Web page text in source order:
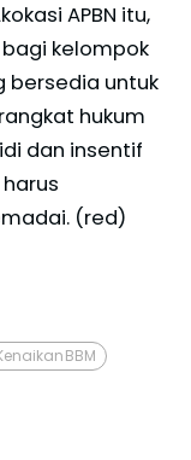
APBN itu,
kelompok
bersedia untuk
hukum
dan insentif
(red)
BBM